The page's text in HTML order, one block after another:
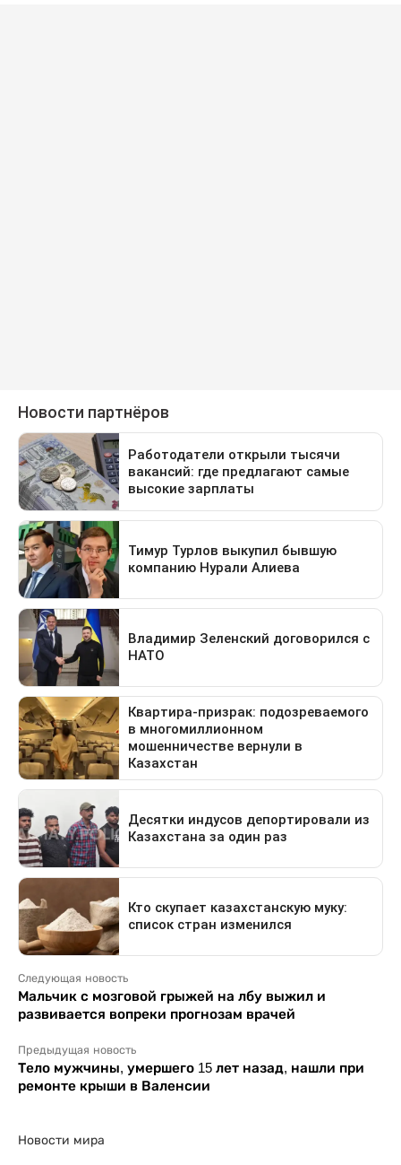
Следующая новость
Мальчик с мозговой грыжей на лбу выжил и
развивается вопреки прогнозам врачей
Предыдущая новость
Тело мужчины, умершего 15 лет назад, нашли при
ремонте крыши в Валенсии
Новости мира